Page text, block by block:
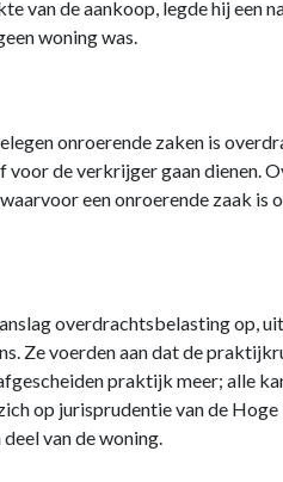
van de aankoop, legde hij
woning was.
onroerende zaken is
de verkrijger gaan dienen.
een onroerende zaak
overdrachtsbelasting op,
Ze voerden aan dat de
praktijk meer; alle
op jurisprudentie van de
van de woning.